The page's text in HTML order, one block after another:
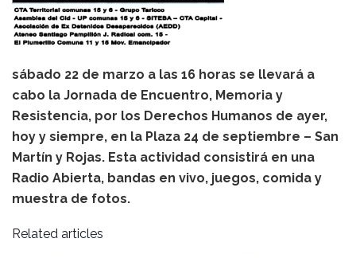
sábado 22 de marzo a las 16 horas se llevará a
cabo la Jornada de Encuentro, Memoria y
Resistencia, por los Derechos Humanos de ayer,
hoy y siempre, en la Plaza 24 de septiembre – San
Martín y Rojas. Esta actividad consistirá en una
Radio Abierta, bandas en vivo, juegos, comida y
muestra de fotos.
Related articles